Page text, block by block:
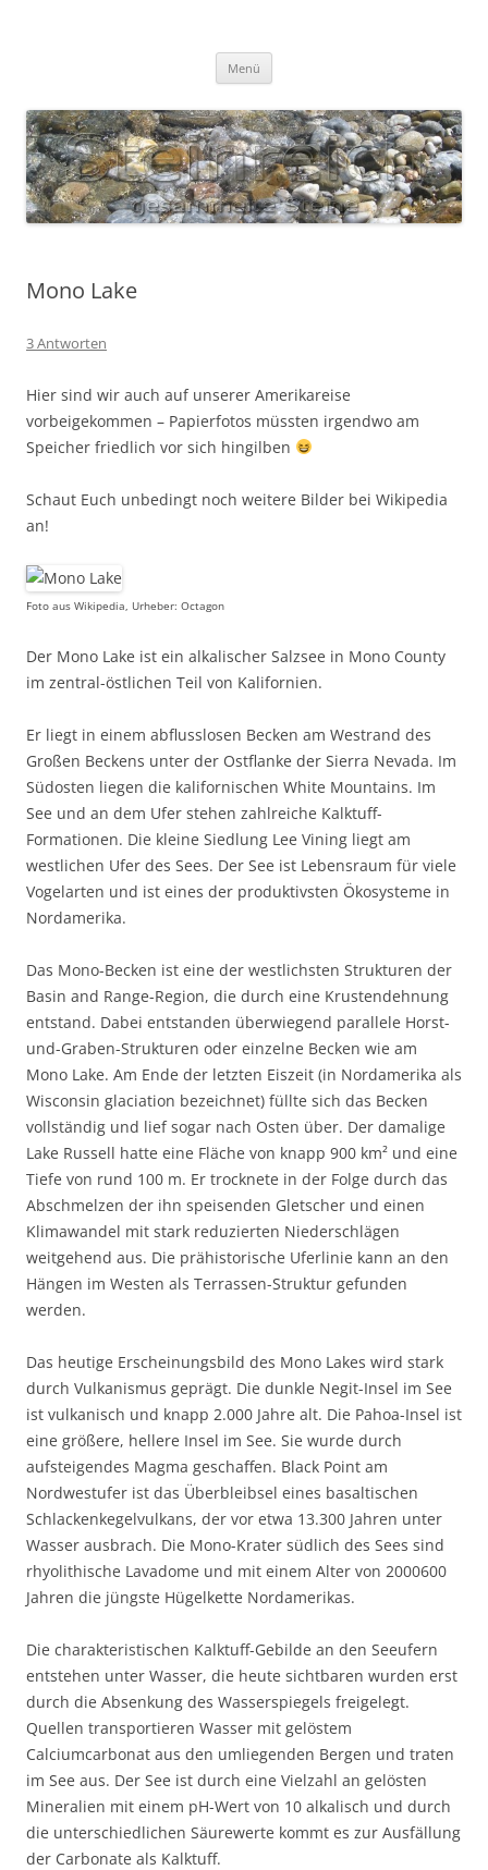
Menü
Mono Lake
3 Antworten
Hier sind wir auch auf unserer Amerikareise
vorbeigekommen – Papierfotos müssten irgendwo am
Speicher friedlich vor sich hingilben
Schaut Euch unbedingt noch weitere Bilder bei Wikipedia
an!
Foto aus Wikipedia, Urheber: Octagon
Der Mono Lake ist ein alkalischer Salzsee in Mono County
im zentral-östlichen Teil von Kalifornien.
Er liegt in einem abflusslosen Becken am Westrand des
Großen Beckens unter der Ostflanke der Sierra Nevada. Im
Südosten liegen die kalifornischen White Mountains. Im
See und an dem Ufer stehen zahlreiche Kalktuff-
Formationen. Die kleine Siedlung Lee Vining liegt am
westlichen Ufer des Sees. Der See ist Lebensraum für viele
Vogelarten und ist eines der produktivsten Ökosysteme in
Nordamerika.
Das Mono-Becken ist eine der westlichsten Strukturen der
Basin and Range-Region, die durch eine Krustendehnung
entstand. Dabei entstanden überwiegend parallele Horst-
und-Graben-Strukturen oder einzelne Becken wie am
Mono Lake. Am Ende der letzten Eiszeit (in Nordamerika als
Wisconsin glaciation bezeichnet) füllte sich das Becken
vollständig und lief sogar nach Osten über. Der damalige
Lake Russell hatte eine Fläche von knapp 900 km² und eine
Tiefe von rund 100 m. Er trocknete in der Folge durch das
Abschmelzen der ihn speisenden Gletscher und einen
Klimawandel mit stark reduzierten Niederschlägen
weitgehend aus. Die prähistorische Uferlinie kann an den
Hängen im Westen als Terrassen-Struktur gefunden
werden.
Das heutige Erscheinungsbild des Mono Lakes wird stark
durch Vulkanismus geprägt. Die dunkle Negit-Insel im See
ist vulkanisch und knapp 2.000 Jahre alt. Die Pahoa-Insel ist
eine größere, hellere Insel im See. Sie wurde durch
aufsteigendes Magma geschaffen. Black Point am
Nordwestufer ist das Überbleibsel eines basaltischen
Schlackenkegelvulkans, der vor etwa 13.300 Jahren unter
Wasser ausbrach. Die Mono-Krater südlich des Sees sind
rhyolithische Lavadome und mit einem Alter von 2000600
Jahren die jüngste Hügelkette Nordamerikas.
Die charakteristischen Kalktuff-Gebilde an den Seeufern
entstehen unter Wasser, die heute sichtbaren wurden erst
durch die Absenkung des Wasserspiegels freigelegt.
Quellen transportieren Wasser mit gelöstem
Calciumcarbonat aus den umliegenden Bergen und traten
im See aus. Der See ist durch eine Vielzahl an gelösten
Mineralien mit einem pH-Wert von 10 alkalisch und durch
die unterschiedlichen Säurewerte kommt es zur Ausfällung
der Carbonate als Kalktuff.